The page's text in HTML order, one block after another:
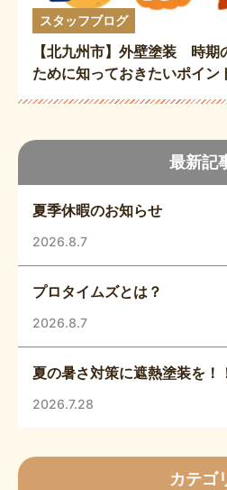
最新記
夏季休暇のお知らせ
2026.8.7
プロタイムズとは？
2026.8.7
夏の暑さ対策に遮熱塗装を！
2026.7.28
カテゴ
スタッフブログ
【北九州市】外壁塗装 時期
ために知っておきたいポイン